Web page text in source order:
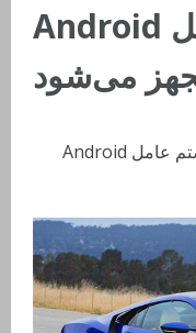
به سیستم عامل Android
اتومبیل 2017 Acura NSX به سیستم عامل Android